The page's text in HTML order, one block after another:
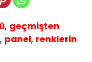
, geçmişten
, panel, renklerin